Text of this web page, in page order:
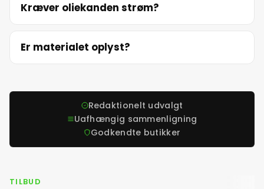
Kræver oliekanden strøm?
Er materialet oplyst?
Redaktionelt udvalgt
Uafhængig sammenligning
Godkendte butikker
TILBUD